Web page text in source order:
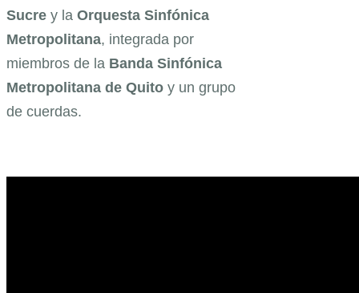
Sucre y la Orquesta Sinfónica
Metropolitana, integrada por
miembros de la Banda Sinfónica
Metropolitana de Quito y un grupo
de cuerdas.